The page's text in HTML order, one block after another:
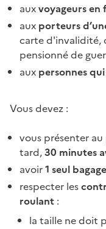
auxvoyageurs
aux porteurs
carte d'invalidité,
pensionné de
aux personnes
Vous devez :
vous présenter
tard,30 minutes
avoir1 seul bagage
respecter les
roulant :
la taille ne doit